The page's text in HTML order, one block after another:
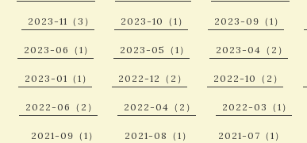
2023-11（3） 2023-10（1） 2023-09（1）
2023-06（1） 2023-05（1） 2023-04（2）
2023-01（1） 2022-12（2） 2022-10（2）
2022-06（2） 2022-04（2） 2022-03（1）
2021-09（1） 2021-08（1） 2021-07（1）